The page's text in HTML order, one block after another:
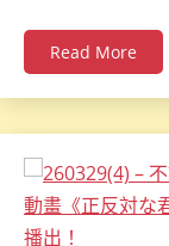
Read More